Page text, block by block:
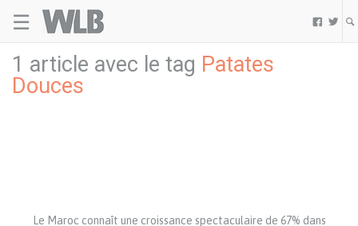
☰  
1 article avec le tag Patates
Douces
Le Maroc connaît une croissance spectaculaire de 67% dans